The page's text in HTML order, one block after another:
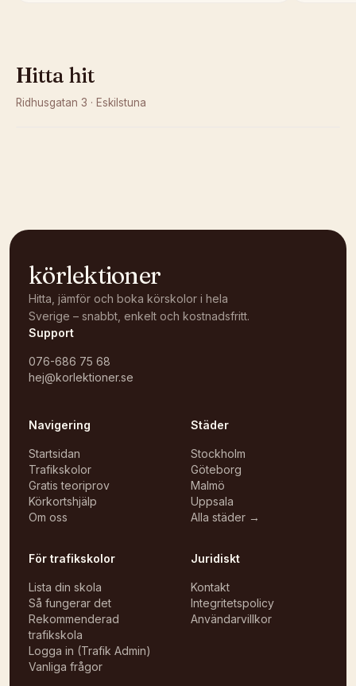
Hitta hit
Ridhusgatan 3 · Eskilstuna
körlektioner
Hitta, jämför och boka körskolor i hela
Sverige – snabbt, enkelt och kostnadsfritt.
Support
076-686 75 68
hej@korlektioner.se
Navigering
Startsidan
Trafikskolor
Gratis teoriprov
Körkortshjälp
Om oss
Städer
Stockholm
Göteborg
Malmö
Uppsala
Alla städer →
För trafikskolor
Lista din skola
Så fungerar det
Rekommenderad
trafikskola
Logga in (Trafik Admin)
Vanliga frågor
Juridiskt
Kontakt
Integritetspolicy
Användarvillkor